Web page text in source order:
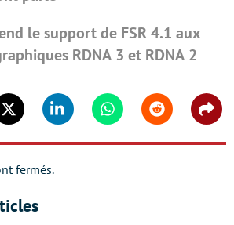
le support de FSR 4.1 aux
RDNA 3 et RDNA 2
Twitter Linkedin WhatsappReddit
fermés.